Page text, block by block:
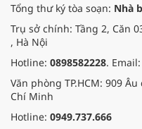
Tổng thư ký tòa soạn: Nhà
Trụ sở chính: Tầng 2, Căn
, Hà Nội
Hotline: 0898582228. Email:
Văn phòng TP.HCM: 909
Chí Minh
Hotline: 0949.737.666